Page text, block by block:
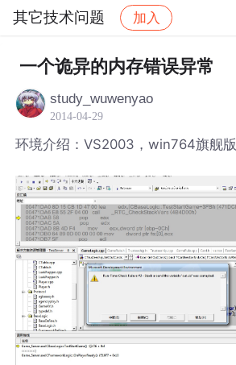
其它技术问题 加入
社区 其它技术问题 帖子详情
一个诡异的内存错误异常
study_wuwenyao
2014-04-29
环境介绍：VS2003，win764旗舰版